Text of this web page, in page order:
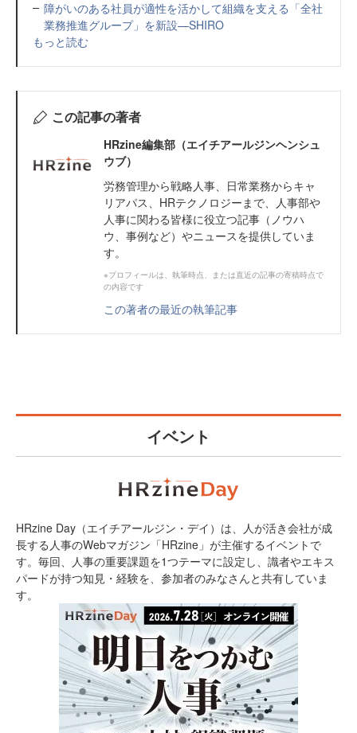
障がいのある社員が適性を活かして組織を支える「全社
業務推進グループ」を新設—SHIRO
もっと読む
この記事の著者
HRzine編集部（エイチアールジンヘンシュ
ウブ）
労務管理から戦略人事、日常業務からキャ
リアパス、HRテクノロジーまで、人事部や
人事に関わる皆様に役立つ記事（ノウハ
ウ、事例など）やニュースを提供していま
す。
※プロフィールは、執筆時点、または直近の記事の寄稿時点で
の内容です
この著者の最近の執筆記事
イベント
HRzine Day（エイチアールジン・デイ）は、人が活き会社が成
長する人事のWebマガジン「HRzine」が主催するイベントで
す。毎回、人事の重要課題を1つテーマに設定し、識者やエキス
パードが持つ知見・経験を、参加者のみなさんと共有していま
す。